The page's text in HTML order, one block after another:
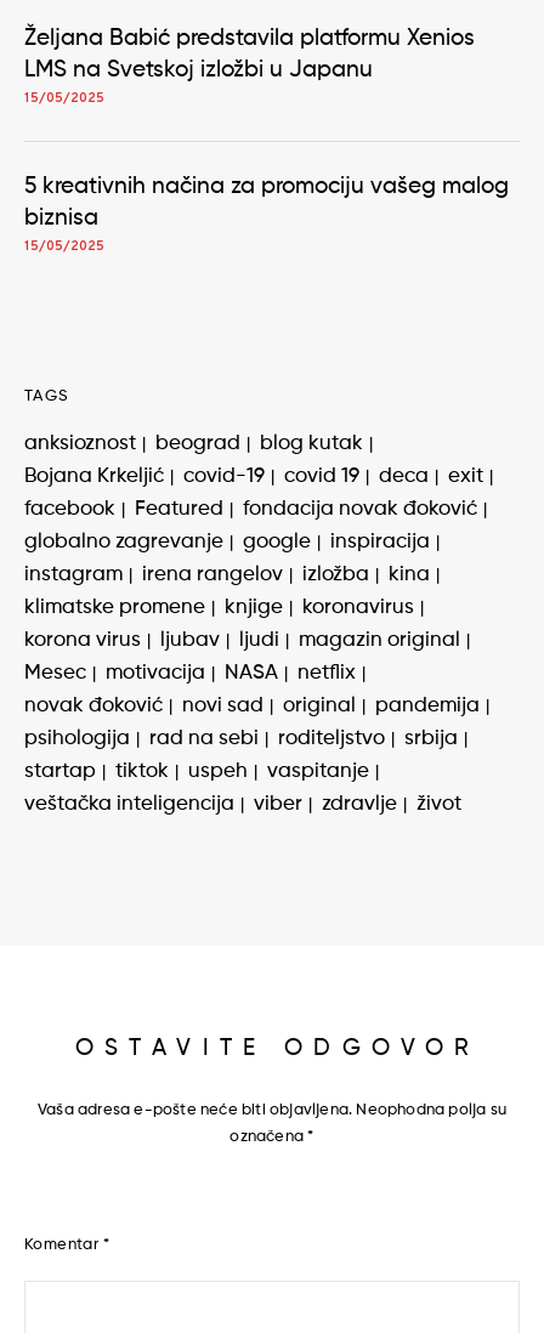
Željana Babić predstavila platformu Xenios
LMS na Svetskoj izložbi u Japanu
15/05/2025
5 kreativnih načina za promociju vašeg malog
biznisa
15/05/2025
TAGS
anksioznost beograd
blog kutak
Bojana Krkeljić
covid-19 covid 19 deca
exit
facebook
Featured
fondacija novak đoković
globalno zagrevanje
google
inspiracija
instagram
irena rangelov izložba
kina
klimatske promene
knjige
koronavirus
korona virus
ljubav ljudi
magazin original
Mesec
motivacija NASA
netflix
novak đoković
novi sad original
pandemija
psihologija
rad na sebi roditeljstvo
srbija
startap
tiktok uspeh
vaspitanje
veštačka inteligencija
viber zdravlje život
OSTAVITE ODGOVOR
Vaša adresa e-pošte neće biti objavljena. Neophodna polja su
označena*
Komentar *